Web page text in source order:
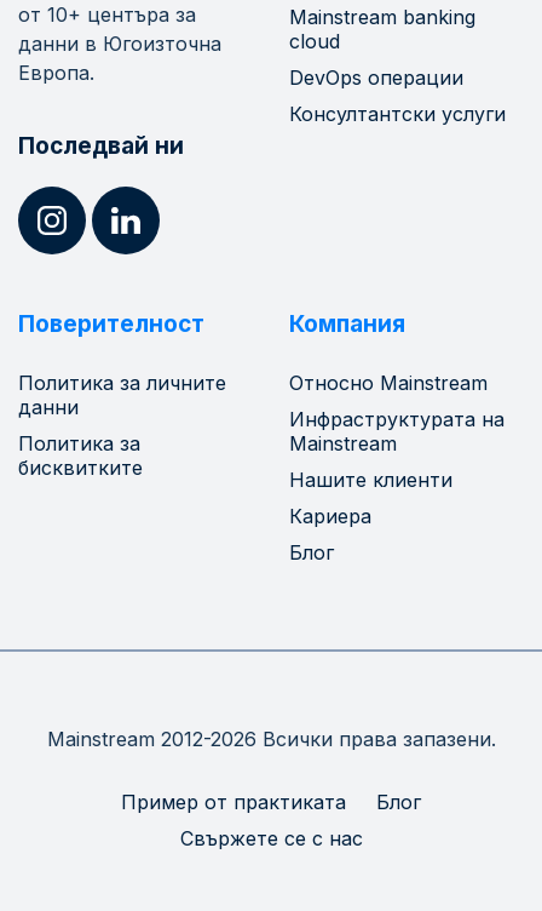
от 10+ центъра за
данни в Югоизточна
Европа.
Последвай ни
Mainstream banking
cloud
DevOps операции
Консултантски услуги
Поверителност
Политика за личните
данни
Политика за
бисквитките
Компания
Относно Mainstream
Инфраструктурата на
Mainstream
Нашите клиенти
Кариера
Блог
Mainstream 2012-2026 Всички права запазени.
Пример от практиката
Блог
Свържете се с нас